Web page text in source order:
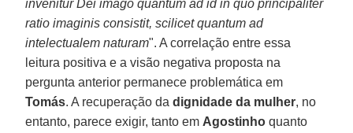
invenitur Dei imago quantum ad id in quo principaliter
ratio imaginis consistit, scilicet quantum ad
intelectualem naturam". A correlação entre essa
leitura positiva e a visão negativa proposta na
pergunta anterior permanece problemática em
Tomás. A recuperação dadignidade da mulher, no
entanto, parece exigir, tanto em Agostinho quanto